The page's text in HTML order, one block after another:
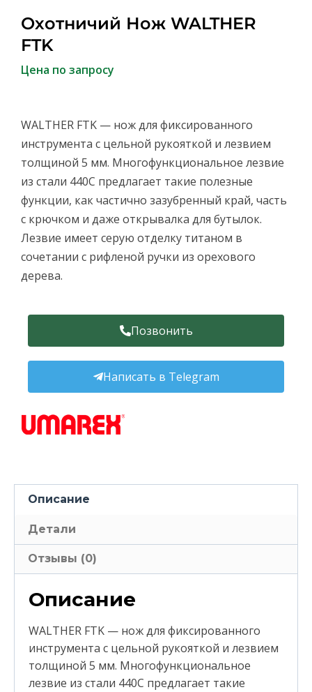
Охотничий Нож WALTHER
FTK
Цена по запросу
WALTHER FTK — нож для фиксированного
инструмента с цельной рукояткой и лезвием
толщиной 5 мм. Многофункциональное лезвие
из стали 440C предлагает такие полезные
функции, как частично зазубренный край, часть
с крючком и даже открывалка для бутылок.
Лезвие имеет серую отделку титаном в
сочетании с рифленой ручки из орехового
дерева.
Позвонить
Написать в Telegram
Описание
Детали
Отзывы (0)
Описание
WALTHER FTK — нож для фиксированного
инструмента с цельной рукояткой и лезвием
толщиной 5 мм. Многофункциональное
лезвие из стали 440C предлагает такие